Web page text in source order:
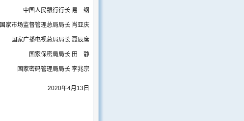
中国人民银行行长 易 纲
国家市场监督管理总局局长 肖亚庆
国家广播电视总局局长 聂辰席
国家保密局局长 田 静
国家密码管理局局长 李兆宗
2020年4月13日